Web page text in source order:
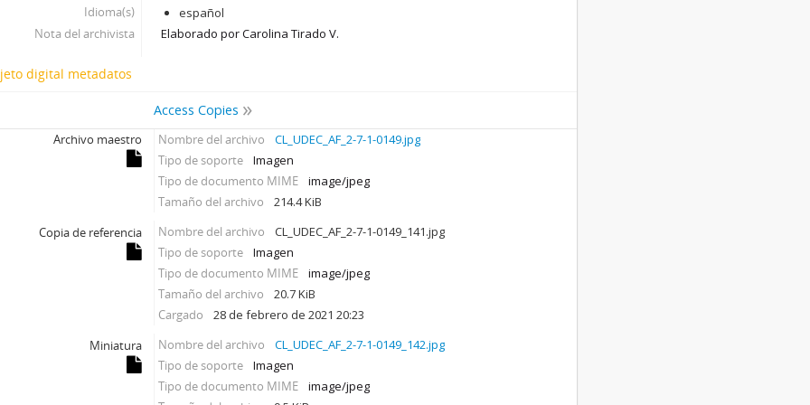
Idioma(s)
español
Nota del archivista
Elaborado por Carolina Tirado V.
digital metadatos
Access Copies
Archivo maestro Nombre del archivo
CL_UDEC_AF_2-7-1-0149.jpg
Tipo de soporte
Imagen
Tipo de documento MIME
image/jpeg
Tamaño del archivo
214.4 KiB
Copia de referencia
Nombre del archivo
CL_UDEC_AF_2-7-1-0149_141.jpg
Tipo de soporte
Imagen
Tipo de documento MIME
image/jpeg
Tamaño del archivo
20.7 KiB
Cargado
28 de febrero de 2021 20:23
Miniatura
Nombre del archivo
CL_UDEC_AF_2-7-1-0149_142.jpg
Tipo de soporte
Imagen
Tipo de documento MIME
image/jpeg